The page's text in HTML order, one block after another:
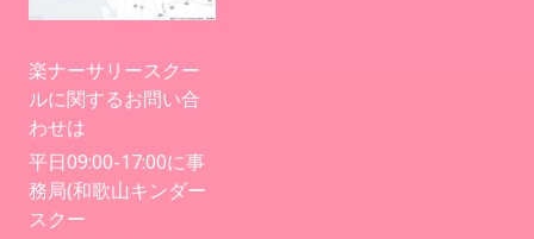
楽ナーサリースクー
ルに関するお問い合
わせは
平日09:00-17:00に事
務局(和歌山キンダー
スクー